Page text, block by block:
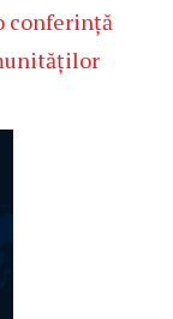
conferință